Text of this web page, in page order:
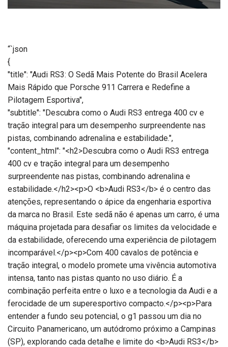
“`json
{
"title": "Audi RS3: O Sedã Mais Potente do Brasil Acelera
Mais Rápido que Porsche 911 Carrera e Redefine a
Pilotagem Esportiva",
"subtitle": "Descubra como o Audi RS3 entrega 400 cv e
tração integral para um desempenho surpreendente nas
pistas, combinando adrenalina e estabilidade.",
"content_html": "<h2>Descubra como o Audi RS3 entrega
400 cv e tração integral para um desempenho
surpreendente nas pistas, combinando adrenalina e
estabilidade.</h2><p>O <b>Audi RS3</b> é o centro das
atenções, representando o ápice da engenharia esportiva
da marca no Brasil. Este sedã não é apenas um carro, é uma
máquina projetada para desafiar os limites da velocidade e
da estabilidade, oferecendo uma experiência de pilotagem
incomparável.</p><p>Com 400 cavalos de potência e
tração integral, o modelo promete uma vivência automotiva
intensa, tanto nas pistas quanto no uso diário. É a
combinação perfeita entre o luxo e a tecnologia da Audi e a
ferocidade de um superesportivo compacto.</p><p>Para
entender a fundo seu potencial, o g1 passou um dia no
Circuito Panamericano, um autódromo próximo a Campinas
(SP), explorando cada detalhe e limite do <b>Audi RS3</b>